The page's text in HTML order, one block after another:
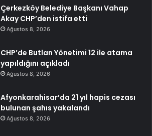
Çerkezköy Belediye Başkanı Vahap
Akay CHP’den istifa etti
Ağustos 8, 2026
CHP’de Butlan Yönetimi 12 ile atama
yapıldığını açıkladı
Ağustos 8, 2026
Afyonkarahisar’da 21 yıl hapis cezası
bulunan şahıs yakalandı
Ağustos 8, 2026